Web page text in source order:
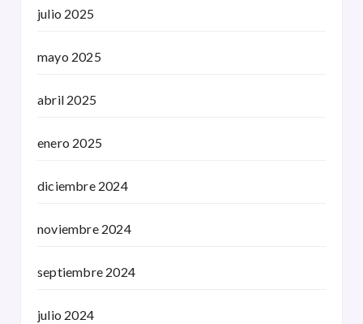
julio 2025
mayo 2025
abril 2025
enero 2025
diciembre 2024
noviembre 2024
septiembre 2024
julio 2024